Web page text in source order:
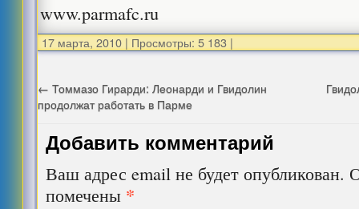
www.parmafc.ru
17 марта, 2010 | Просмотры: 5 183 |
← Томмазо Гирарди: Леонарди и Гвидолин
продолжат работать в Парме
Добавить комментарий
Ваш адрес email не будет опубликован.
помечены *